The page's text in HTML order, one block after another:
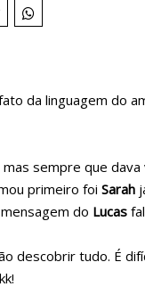
da linguagem do
sempre que
primeiro foi Sarah
do Lucas
descobrir tudo. É